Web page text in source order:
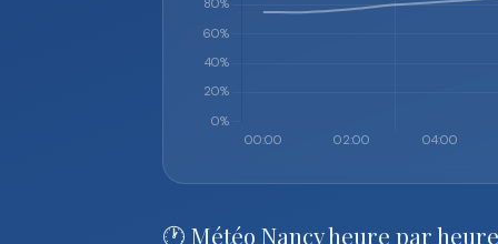
🕐 Météo Nancy heure par heure